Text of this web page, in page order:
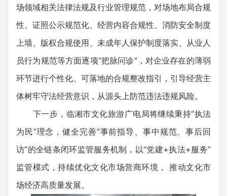
场领域相关法律法规及行业管理规范，对场地布局合规
性、证照公示规范化、经营内容合规性、消防安全制度
上墙、版权合规使用、未成年人保护制度落实、从业人
员行为规范等方面逐项“把脉问诊”，对企业存在的薄弱
环节进行个性化、可落地的合规整改指引，引导经营主
体树牢守法经营意识，从源头上防范违法违规风险。
下一步，临湘市文化旅游广电局将继续秉持“执法
为民”理念，健全完善“事前指导、事中规范、事后回
访”的全链条闭环监管服务机制，以“党建+执法+服务”
监管模式，持续优化文化市场营商环境， 推动文化市
场经济高质量发展。